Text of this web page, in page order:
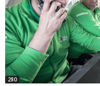
280